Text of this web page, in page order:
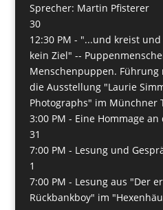
Sprecher: Martin Pfisterer
30
12:30 PM - "...und kreist
kein Ziel" --
Menschenpuppen. Führung
die Ausstellung "Laurie
Photographs" im Münchner
3:00 PM - Eine Hommage
31
7:00 PM - Lesung und
1
7:00 PM - Lesung aus "Der
Rückbankboy" im